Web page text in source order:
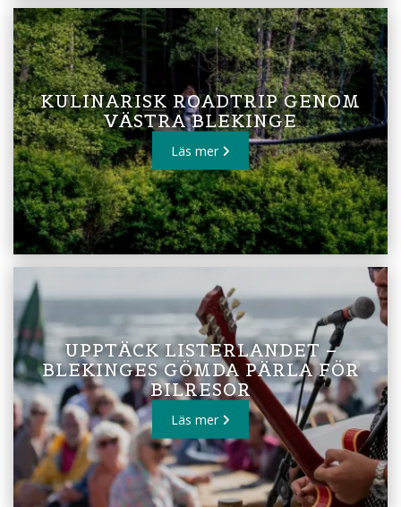
KULINARISK ROADTRIP GENOM
VÄSTRA BLEKINGE
Läs mer
UPPTÄCK LISTERLANDET –
BLEKINGES GÖMDA PÄRLA FÖR
BILRESOR
Läs mer